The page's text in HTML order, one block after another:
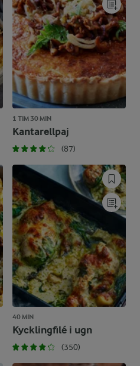
1 TIM 30 MIN
Kantarellpaj
(87)
40 MIN
Kycklingfilé i ugn
(350)